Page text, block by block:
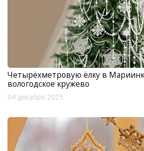
Четырёхметровую ёлку в
вологодское кружево
04 декабря 2025